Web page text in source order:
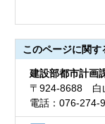
このページに関す
建設部都市計画
〒924-8688 白
電話：076-